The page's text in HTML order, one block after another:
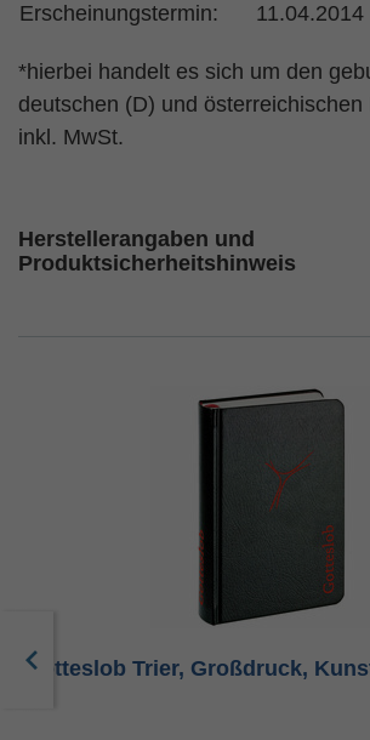
Erscheinungstermin:
11.04.2014
*hierbei handelt es sich um den
deutschen (D) und österreichischen
inkl. MwSt.
Herstellerangaben und
Produktsicherheitshinweis
Gotteslob Trier, Großdruck,